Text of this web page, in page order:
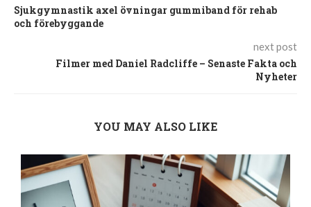
Sjukgymnastik axel övningar gummiband för rehab
och förebyggande
next post
Filmer med Daniel Radcliffe – Senaste Fakta och
Nyheter
YOU MAY ALSO LIKE